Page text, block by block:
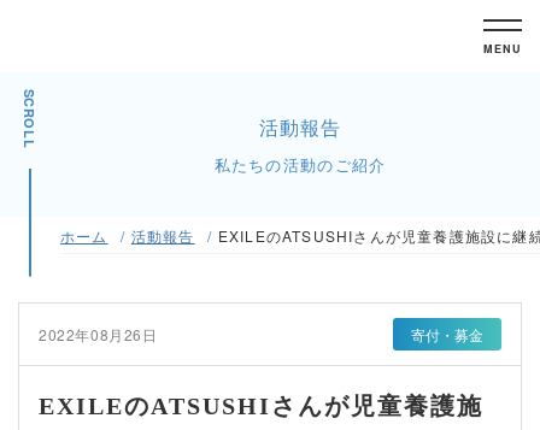
MENU
SCROLL 活動報告
私たちの活動のご紹介
ホーム 活動報告 EXILEのATSUSHIさんが児童養護施設に継
2022年08月26日 寄付・募金
EXILEのATSUSHIさんが児童養護施